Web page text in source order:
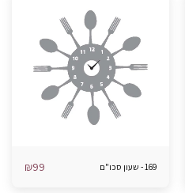
169 - שעון סכו"ם ₪99